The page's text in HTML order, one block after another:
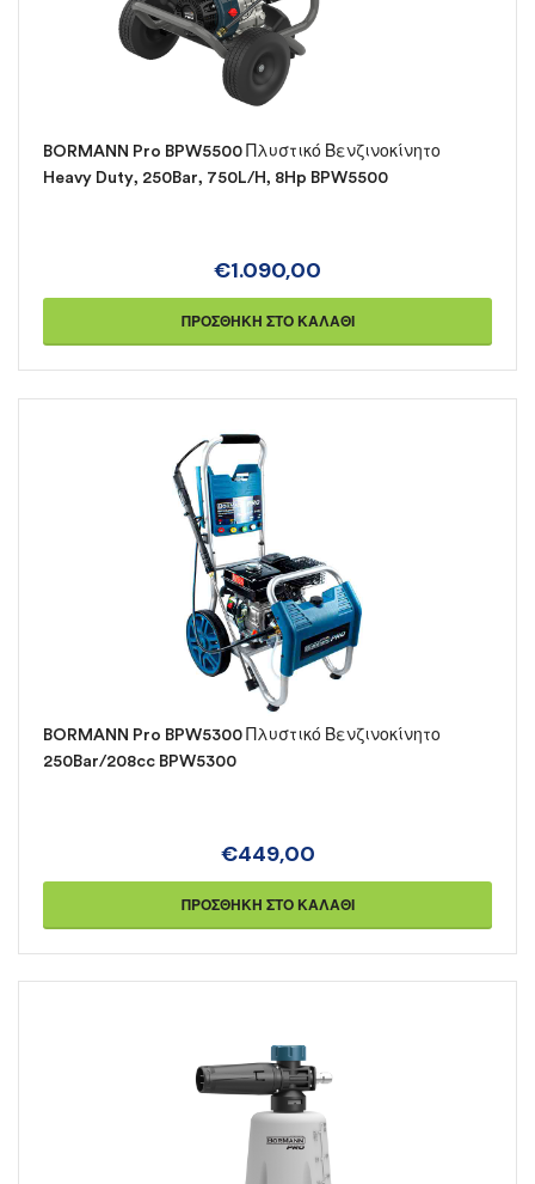
BORMANN Pro BPW5500 Πλυστικό Βενζινοκίνητο
Heavy Duty, 250Bar, 750L/H, 8Hp BPW5500
€1.090,00
ΠΡΟΣΘΉΚΗ ΣΤΟ ΚΑΛΆΘΙ
BORMANN Pro BPW5300 Πλυστικό Βενζινοκίνητο
250Bar/208cc BPW5300
€449,00
ΠΡΟΣΘΉΚΗ ΣΤΟ ΚΑΛΆΘΙ